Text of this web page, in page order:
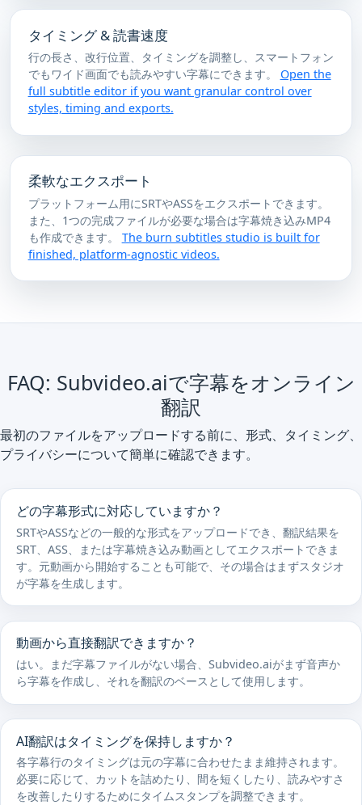
タイミング & 読書速度
行の長さ、改行位置、タイミングを調整し、スマートフォン
でもワイド画面でも読みやすい字幕にできます。 Open the
full subtitle editor if you want granular control over
styles, timing and exports.
柔軟なエクスポート
プラットフォーム用にSRTやASSをエクスポートできます。
また、1つの完成ファイルが必要な場合は字幕焼き込みMP4
も作成できます。 The burn subtitles studio is built for
finished, platform-agnostic videos.
FAQ: Subvideo.aiで字幕をオンライン
翻訳
最初のファイルをアップロードする前に、形式、タイミング、
プライバシーについて簡単に確認できます。
どの字幕形式に対応していますか？
SRTやASSなどの一般的な形式をアップロードでき、翻訳結果を
SRT、ASS、または字幕焼き込み動画としてエクスポートできま
す。元動画から開始することも可能で、その場合はまずスタジオ
が字幕を生成します。
動画から直接翻訳できますか？
はい。まだ字幕ファイルがない場合、Subvideo.aiがまず音声か
ら字幕を作成し、それを翻訳のベースとして使用します。
AI翻訳はタイミングを保持しますか？
各字幕行のタイミングは元の字幕に合わせたまま維持されます。
必要に応じて、カットを詰めたり、間を短くしたり、読みやすさ
を改善したりするためにタイムスタンプを調整できます。